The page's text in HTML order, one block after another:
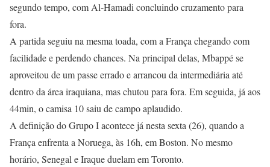
segundo tempo, com Al-Hamadi concluindo cruzamento para
fora.
A partida seguiu na mesma toada, com a França chegando com
facilidade e perdendo chances. Na principal delas, Mbappé se
aproveitou de um passe errado e arrancou da intermediária até
dentro da área iraquiana, mas chutou para fora. Em seguida, já aos
44min, o camisa 10 saiu de campo aplaudido.
A definição do Grupo I acontece já nesta sexta (26), quando a
França enfrenta a Noruega, às 16h, em Boston. No mesmo
horário, Senegal e Iraque duelam em Toronto.